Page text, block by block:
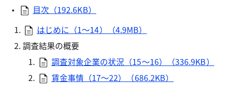
目次（192.6KB）
はじめに（1～14）（4.9MB）
調査結果の概要
調査対象企業の状況（15～16）（336.9KB）
賃金事情（17～22）（686.2KB）